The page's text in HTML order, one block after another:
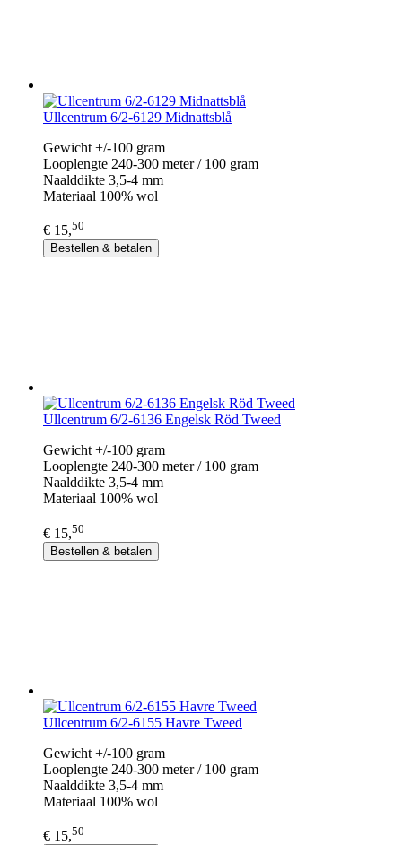
Ullcentrum 6/2-6129 Midnattsblå
Gewicht +/-100 gram
Looplengte 240-300 meter / 100 gram
Naalddikte 3,5-4 mm
Materiaal 100% wol
€ 15,50
Bestellen & betalen
Ullcentrum 6/2-6136 Engelsk Röd Tweed
Gewicht +/-100 gram
Looplengte 240-300 meter / 100 gram
Naalddikte 3,5-4 mm
Materiaal 100% wol
€ 15,50
Bestellen & betalen
Ullcentrum 6/2-6155 Havre Tweed
Gewicht +/-100 gram
Looplengte 240-300 meter / 100 gram
Naalddikte 3,5-4 mm
Materiaal 100% wol
€ 15,50